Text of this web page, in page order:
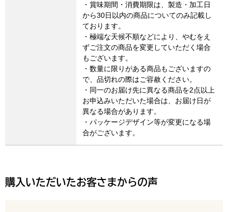
・賞味期間・消費期限は、製造・加工日
から30日以内の商品についてのみ記載し
ております。
・極端な天候不順などにより、やむをえ
ずご注文の商品を変更していただく場合
もございます。
・数量に限りがある商品もございますの
で、品切れの際はご容赦ください。
・同一のお届け先に異なる商品を2点以上
お申込みいただいた場合は、お届け日が
異なる場合があります。
・パッケージデザイン等が変更になる場
合がございます。
購入いただいたお客さまからの声